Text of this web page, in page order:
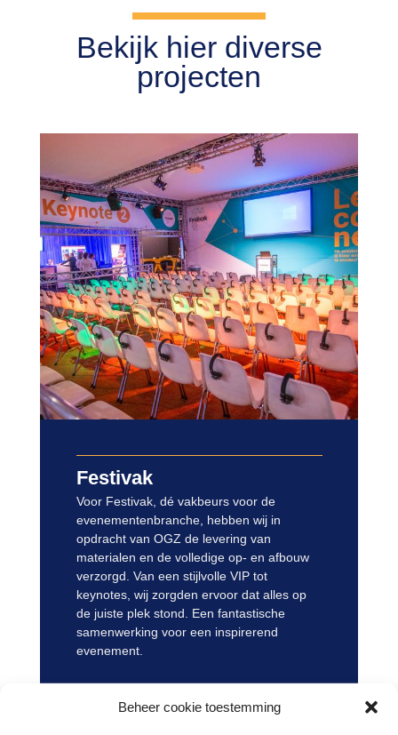
Beheer cookie toestemming
Bekijk hier diverse
projecten
Festivak
Voor Festivak, dé vakbeurs voor de
evenementenbranche, hebben wij in
opdracht van OGZ de levering van
materialen en de volledige op- en afbouw
verzorgd. Van een stijlvolle VIP tot
keynotes, wij zorgden ervoor dat alles op
de juiste plek stond. Een fantastische
samenwerking voor een inspirerend
evenement.
Bekijk hier aan foto's